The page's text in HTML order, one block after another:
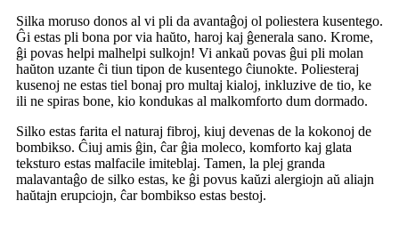
Silka moruso donos al vi pli da avantaĝoj ol poliestera kusentego.
Ĝi estas pli bona por via haŭto, haroj kaj ĝenerala sano. Krome,
ĝi povas helpi malhelpi sulkojn! Vi ankaŭ povas ĝui pli molan
haŭton uzante ĉi tiun tipon de kusentego ĉiunokte. Poliesteraj
kusenoj ne estas tiel bonaj pro multaj kialoj, inkluzive de tio, ke
ili ne spiras bone, kio kondukas al malkomforto dum dormado.
Silko estas farita el naturaj fibroj, kiuj devenas de la kokonoj de
bombikso. Ĉiuj amis ĝin, ĉar ĝia moleco, komforto kaj glata
teksturo estas malfacile imiteblaj. Tamen, la plej granda
malavantaĝo de silko estas, ke ĝi povus kaŭzi alergiojn aŭ aliajn
haŭtajn erupciojn, ĉar bombikso estas bestoj.